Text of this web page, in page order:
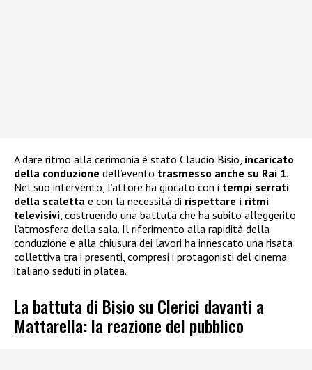
A dare ritmo alla cerimonia è stato Claudio Bisio, incaricato
della conduzione dell’evento trasmesso anche su Rai 1.
Nel suo intervento, l’attore ha giocato con i tempi serrati
della scaletta e con la necessità di rispettare i ritmi
televisivi, costruendo una battuta che ha subito alleggerito
l’atmosfera della sala. Il riferimento alla rapidità della
conduzione e alla chiusura dei lavori ha innescato una risata
collettiva tra i presenti, compresi i protagonisti del cinema
italiano seduti in platea.
La battuta di Bisio su Clerici davanti a
Mattarella: la reazione del pubblico